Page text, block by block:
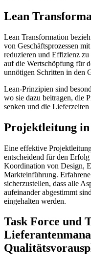
Lean
Lean Transformation
von Geschäftsprozessen
reduzieren und Effizienz
auf die Wertschöpfung für
unnötigen Schritten in den
Lean-Prinzipien sind
wo sie dazu beitragen, die
senken und die
Projektleitung
Eine effektive
entscheidend für den
Koordination von Design,
Markteinführung.
sicherzustellen, dass alle
aufeinander abgestimmt
eingehalten werden.
Task Force und